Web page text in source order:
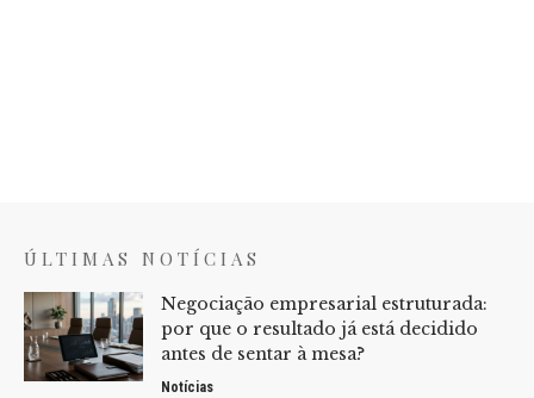
ÚLTIMAS NOTÍCIAS
Negociação empresarial estruturada:
por que o resultado já está decidido
antes de sentar à mesa?
Notícias